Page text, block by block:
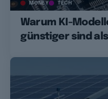
MONEY TECH
Warum KI-
günstiger sind